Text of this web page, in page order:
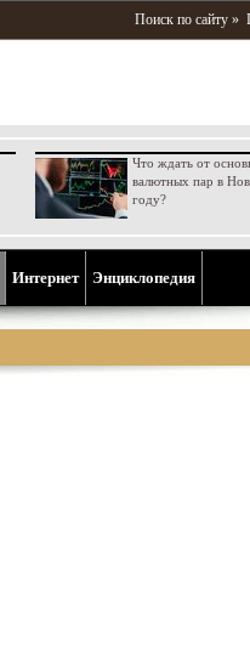
Поиск по сайту »
Что ждать от
валютных пар в
году?
Интернет Энциклопедия